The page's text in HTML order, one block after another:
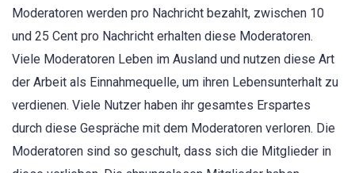
Moderatoren werden pro Nachricht bezahlt, zwischen 10
und 25 Cent pro Nachricht erhalten diese Moderatoren.
Viele Moderatoren Leben im Ausland und nutzen diese Art
der Arbeit als Einnahmequelle, um ihren Lebensunterhalt zu
verdienen. Viele Nutzer haben ihr gesamtes Erspartes
durch diese Gespräche mit dem Moderatoren verloren. Die
Moderatoren sind so geschult, dass sich die Mitglieder in